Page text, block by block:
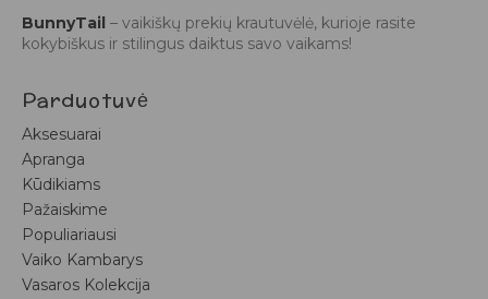
BunnyTail – vaikiškų prekių krautuvėlė, kurioje rasite
kokybiškus ir stilingus daiktus savo vaikams!
Parduotuvė
Aksesuarai
Apranga
Kūdikiams
Pažaiskime
Populiariausi
Vaiko Kambarys
Vasaros Kolekcija